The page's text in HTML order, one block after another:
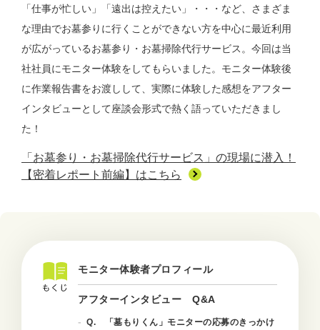
「仕事が忙しい」「遠出は控えたい」・・・など、さまざま
な理由でお墓参りに行くことができない方を中心に最近利用
が広がっているお墓参り・お墓掃除代行サービス。今回は当
社社員にモニター体験をしてもらいました。モニター体験後
に作業報告書をお渡しして、実際に体験した感想をアフター
インタビューとして座談会形式で熱く語っていただきまし
た！
「お墓参り・お墓掃除代行サービス」の現場に潜入！
【密着レポート前編】はこちら
モニター体験者プロフィール
アフターインタビュー Q&A
Q. 「墓もりくん」モニターの応募のきっかけ